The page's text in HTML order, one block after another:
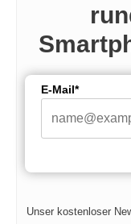
E-Mail*
Unser kostenloser